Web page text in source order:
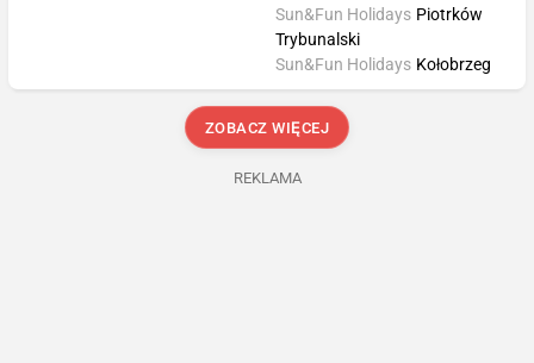
Sun&Fun Holidays Piotrków
Trybunalski
Sun&Fun Holidays Kołobrzeg
ZOBACZ WIĘCEJ
REKLAMA